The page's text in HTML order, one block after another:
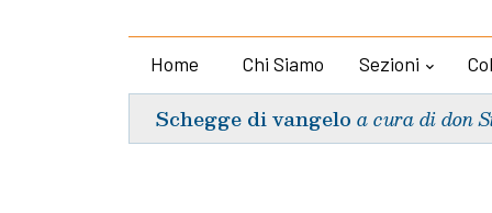
Home Chi Siamo Sezioni
Schegge di vangelo a cura di don